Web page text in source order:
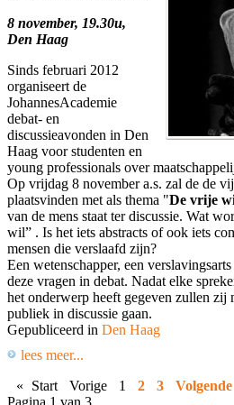
8 november, 19.30u,
Den Haag
Sinds februari 2012
organiseert de
JohannesAcademie
debat- en
discussieavonden in Den
Haag voor studenten en
young professionals over
Op vrijdag 8 november a.s. zal de de
plaatsvinden met als thema "De vrije
van de mens staat ter discussie. Wat
wil” . Is het iets abstracts of ook iets
mensen die verslaafd zijn?
Een wetenschapper, een
deze vragen in debat. Nadat elke
het onderwerp heeft gegeven zullen zij
publiek in discussie gaan.
Gepubliceerd in Den Haag
lees meer...
«
Start Vorige 1 2 3 Volgende
Pagina 1 van 3